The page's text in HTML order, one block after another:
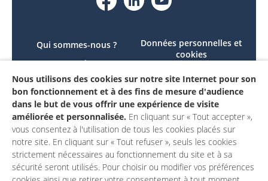
Qui sommes-nous ?
Le projet
Contactez-nous
Mon compte
Données personnelles et
cookies
conforme
Mentions légales
Nous utilisons des cookies sur notre site Internet pour son
bon fonctionnement et à des fins de mesure d'audience
dans le but de vous offrir une expérience de visite
améliorée et personnalisée. En cliquant sur « Tout accepter »,
vous consentez à l'utilisation de tous les cookies placés sur
notre site. En cliquant sur « Tout refuser », seuls les cookies
strictement nécessaires au fonctionnement du site et à sa
sécurité seront utilisés. Pour choisir ou modifier vos préférences